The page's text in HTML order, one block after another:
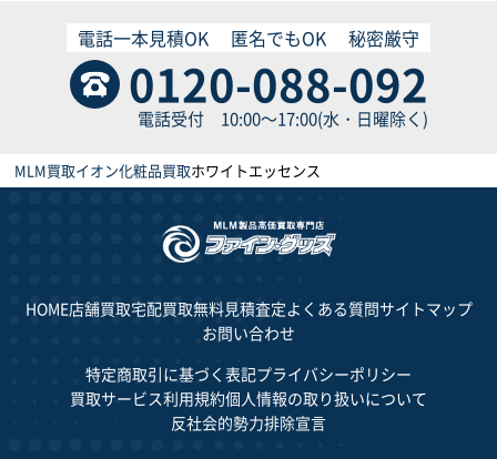
0120-088-092
電話受付 10:00～17:00(水・日曜除く)
電話一本見積OK 匿名でもOK 秘密厳守
MLM買取イオン化粧品買取ホワイトエッセンス
HOME店舗買取宅配買取無料見積査定よくある質問サイトマップ
お問い合わせ
特定商取引に基づく表記プライバシーポリシー
買取サービス利用規約個人情報の取り扱いについて
反社会的勢力排除宣言